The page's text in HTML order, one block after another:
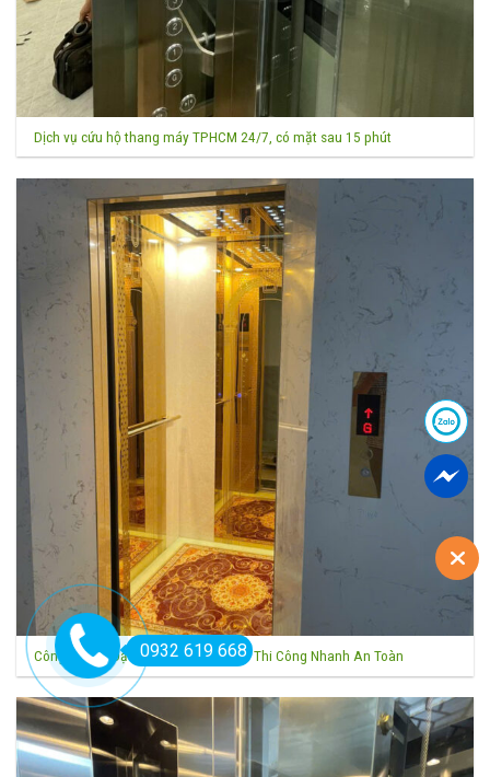
Dịch vụ cứu hộ thang máy TPHCM 24/7, có mặt sau 15 phút
Công Ty Lắp Đặt Thang Máy TPHCM Thi Công Nhanh An Toàn
0932 619 668